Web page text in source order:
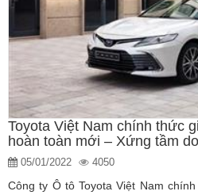
Toyota Việt Nam chính thức
hoàn toàn mới – Xứng tầm
05/01/2022 4050
Công ty Ô tô Toyota Việt Nam